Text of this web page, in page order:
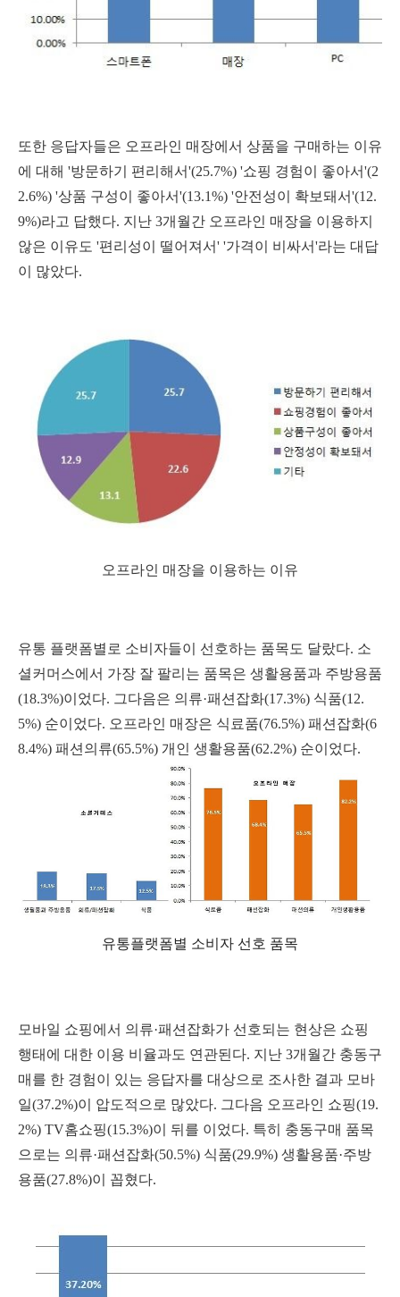
또한 응답자들은 오프라인 매장에서 상품을 구매하는 이유
에 대해 '방문하기 편리해서'(25.7%) '쇼핑 경험이 좋아서'(2
2.6%) '상품 구성이 좋아서'(13.1%) '안전성이 확보돼서'(12.
9%)라고 답했다. 지난 3개월간 오프라인 매장을 이용하지
않은 이유도 '편리성이 떨어져서' '가격이 비싸서'라는 대답
이 많았다.
오프라인 매장을 이용하는 이유
유통 플랫폼별로 소비자들이 선호하는 품목도 달랐다. 소
셜커머스에서 가장 잘 팔리는 품목은 생활용품과 주방용품
(18.3%)이었다. 그다음은 의류·패션잡화(17.3%) 식품(12.
5%) 순이었다. 오프라인 매장은 식료품(76.5%) 패션잡화(6
8.4%) 패션의류(65.5%) 개인 생활용품(62.2%) 순이었다.
유통플랫폼별 소비자 선호 품목
모바일 쇼핑에서 의류·패션잡화가 선호되는 현상은 쇼핑
행태에 대한 이용 비율과도 연관된다. 지난 3개월간 충동구
매를 한 경험이 있는 응답자를 대상으로 조사한 결과 모바
일(37.2%)이 압도적으로 많았다. 그다음 오프라인 쇼핑(19.
2%) TV홈쇼핑(15.3%)이 뒤를 이었다. 특히 충동구매 품목
으로는 의류·패션잡화(50.5%) 식품(29.9%) 생활용품·주방
용품(27.8%)이 꼽혔다.